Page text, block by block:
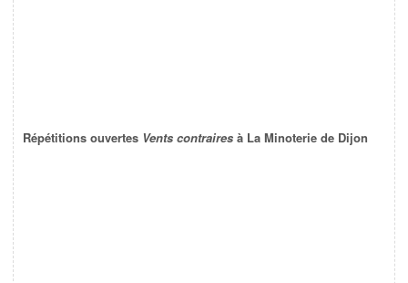
Répétitions ouvertes Vents contraires à La Minoterie de Dijon